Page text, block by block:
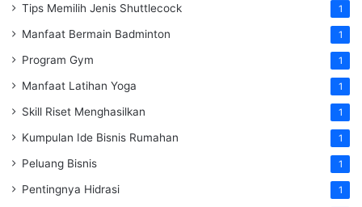
Tips Memilih Jenis Shuttlecock 1
Manfaat Bermain Badminton 1
Program Gym 1
Manfaat Latihan Yoga 1
Skill Riset Menghasilkan 1
Kumpulan Ide Bisnis Rumahan 1
Peluang Bisnis 1
Pentingnya Hidrasi 1